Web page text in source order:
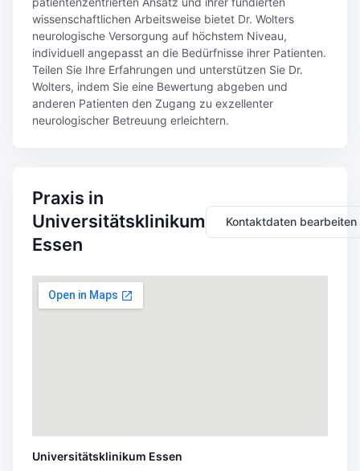
wissenschaftlichen Arbeitsweise bietet Dr. Wolters
neurologische Versorgung auf höchstem Niveau,
individuell angepasst an die Bedürfnisse ihrer Patienten.
Teilen Sie Ihre Erfahrungen und unterstützen Sie Dr.
Wolters, indem Sie eine Bewertung abgeben und
anderen Patienten den Zugang zu exzellenter
neurologischer Betreuung erleichtern.
Praxis in
Universitätsklinikum
Essen
Kontaktdaten bearbeiten
Universitätsklinikum Essen